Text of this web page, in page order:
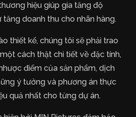
hiệu giúp gia tăng độ
tăng doanh thu cho nhãn hàng.
thiết kế, chúng tôi sẽ phải trao
cách thật chi tiết về đặc tính,
điểm của sản phẩm, dịch
ý tưởng và phương án thực
quả nhất cho từng dự án.